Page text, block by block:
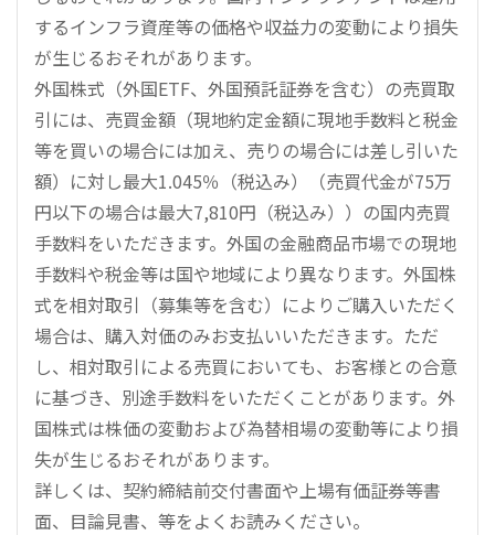
するインフラ資産等の価格や収益力の変動により損失
が生じるおそれがあります。
外国株式（外国ETF、外国預託証券を含む）の売買取
引には、売買金額（現地約定金額に現地手数料と税金
等を買いの場合には加え、売りの場合には差し引いた
額）に対し最大1.045％（税込み）（売買代金が75万
円以下の場合は最大7,810円（税込み））の国内売買
手数料をいただきます。外国の金融商品市場での現地
手数料や税金等は国や地域により異なります。外国株
式を相対取引（募集等を含む）によりご購入いただく
場合は、購入対価のみお支払いいただきます。ただ
し、相対取引による売買においても、お客様との合意
に基づき、別途手数料をいただくことがあります。外
国株式は株価の変動および為替相場の変動等により損
失が生じるおそれがあります。
詳しくは、契約締結前交付書面や上場有価証券等書
面、目論見書、等をよくお読みください。